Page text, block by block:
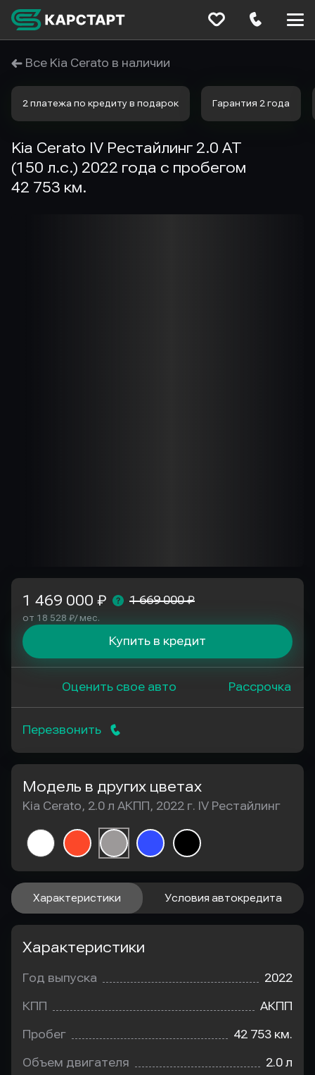
Все Kia Cerato в наличии
2 платежа по кредиту в подарок Гарантия 2 года
Kia Cerato IV Рестайлинг 2.0 AT
(150 л.с.) 2022 года с пробегом
42 753 км.
1 469 000 ₽ 1 669 000 ₽
от 18 528 ₽/ мес.
Купить в кредит
Оценить свое авто Рассрочка
Перезвонить
Модель в других цветах
Kia Cerato, 2.0 л АКПП, 2022 г. IV Рестайлинг
Характеристики Условия автокредита
Характеристики
Год выпуска 2022
КПП АКПП
Пробег 42 753 км.
Объем двигателя 2.0 л